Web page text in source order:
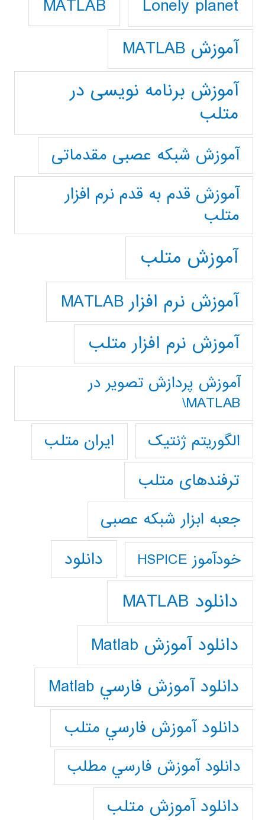
Lonely planet
MATLAB
آموزش MATLAB
آموزش برنامه نویسی در
متلب
آموزش شبکه عصبی مقدماتی
آموزش قدم به قدم نرم افزار
متلب
آموزش متلب
آموزش نرم افزار MATLAB
آموزش نرم افزار متلب
آموزش پردازش تصوير در
MATLAB\
الگوریتم ژنتیک
ایران متلب
ترفندهای متلب
جعبه ابزار شبکه عصبی
خودآموز HSPICE دانلود
دانلود MATLAB
دانلود آموزش Matlab
دانلود آموزش فارسي Matlab
دانلود آموزش فارسي متلب
دانلود آموزش فارسي مطلب
دانلود آموزش متلب